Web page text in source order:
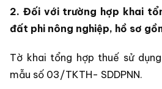
2. Đối với trường hợp khai
đất phi nông nghiệp, hồ sơ
Tờ khai tổng hợp thuế sử
mẫu số 03/TKTH- SDDPNN.